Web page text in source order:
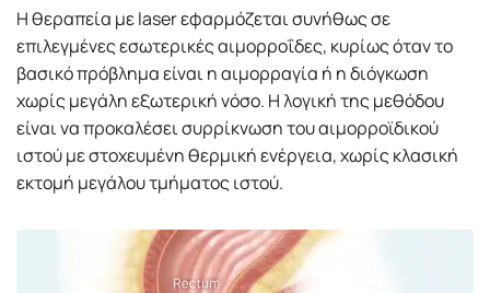
Η θεραπεία με laser εφαρμόζεται συνήθως σε
επιλεγμένες εσωτερικές αιμορροΐδες, κυρίως όταν το
βασικό πρόβλημα είναι η αιμορραγία ή η διόγκωση
χωρίς μεγάλη εξωτερική νόσο. Η λογική της μεθόδου
είναι να προκαλέσει συρρίκνωση του αιμορροϊδικού
ιστού με στοχευμένη θερμική ενέργεια, χωρίς κλασική
εκτομή μεγάλου τμήματος ιστού.